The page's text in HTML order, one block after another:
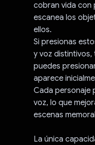
cobran vida con
escanea los
ellos.
Si presionas
y voz
puedes
aparece
Cada personaje
voz, lo que
escenas
La única